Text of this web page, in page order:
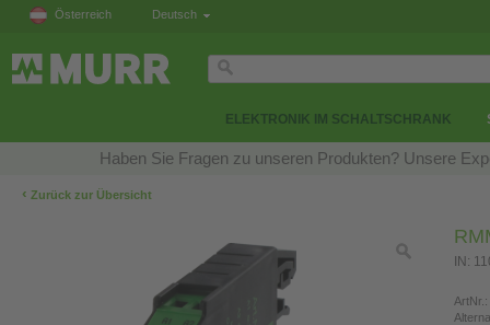
Österreich Deutsch
ELEKTRONIK IM SCHALTSCHRANK
Haben Sie Fragen zu unseren Produkten? Unsere
‹ Zurück zur Übersicht
IN:
ArtNr.: